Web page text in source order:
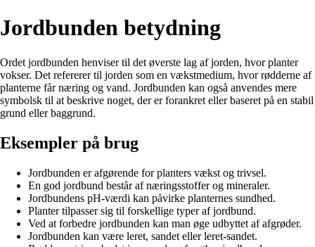
Jordbunden betydning
Ordet jordbunden henviser til det øverste lag af jorden, hvor planter
vokser. Det refererer til jorden som en vækstmedium, hvor rødderne af
planterne får næring og vand. Jordbunden kan også anvendes mere
symbolsk til at beskrive noget, der er forankret eller baseret på en stabil
grund eller baggrund.
Eksempler på brug
Jordbunden er afgørende for planters vækst og trivsel.
En god jordbund består af næringsstoffer og mineraler.
Jordbundens pH-værdi kan påvirke planternes sundhed.
Planter tilpasser sig til forskellige typer af jordbund.
Ved at forbedre jordbunden kan man øge udbyttet af afgrøder.
Jordbunden kan være leret, sandet eller leret-sandet.